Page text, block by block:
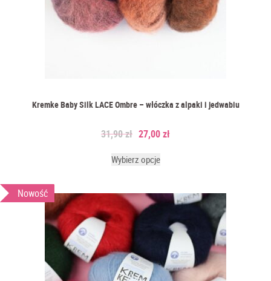
Kremke Baby Silk LACE Ombre – włóczka z alpaki i jedwabiu
31,90zł 27,00zł
Wybierz opcje
Nowość